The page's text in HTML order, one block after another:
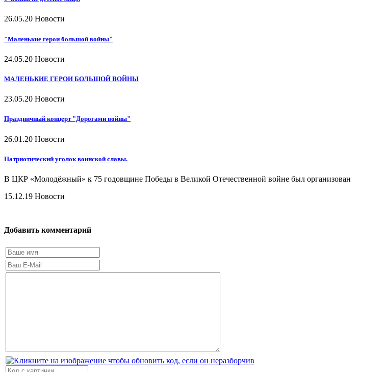
26.05.20 Новости
"Маленькие герои большой войны"
24.05.20 Новости
МАЛЕНЬКИЕ ГЕРОИ БОЛЬШОЙ ВОЙНЫ
23.05.20 Новости
Праздничный концерт "Дорогами войны"
26.01.20 Новости
Патриотический уголок воинской славы.
В ЦКР «Молодёжный» к 75 годовщине Победы в Великой Отечественной войне был организован
15.12.19 Новости
Добавить комментарий